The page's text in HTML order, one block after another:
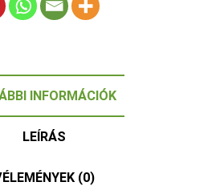
INFORMÁCIÓK
LEÍRÁS
(0)